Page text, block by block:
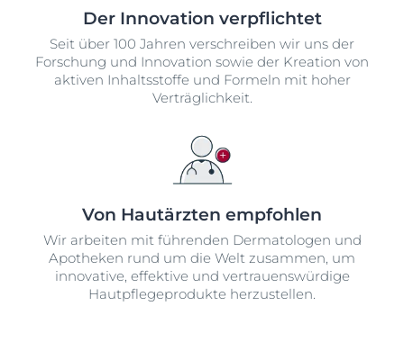
Der Innovation verpflichtet
Seit über 100 Jahren verschreiben wir uns der
Forschung und Innovation sowie der Kreation von
aktiven Inhaltsstoffe und Formeln mit hoher
Verträglichkeit.
Von Hautärzten empfohlen
Wir arbeiten mit führenden Dermatologen und
Apotheken rund um die Welt zusammen, um
innovative, effektive und vertrauenswürdige
Hautpflegeprodukte herzustellen.